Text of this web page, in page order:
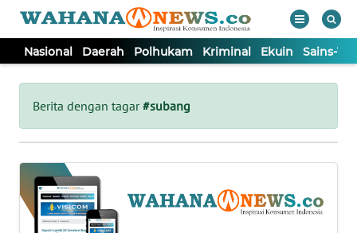
Nasional Daerah Polhukam Kriminal Ekuin Sains-
Berita dengan tagar#subang
Tutup
NASIONAL
DAERAH